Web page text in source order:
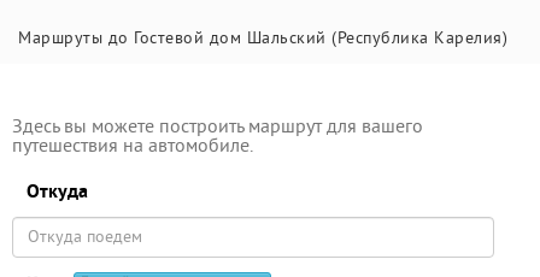
Маршруты до Гостевой дом Шальский (Республика Карелия)
Здесь вы можете построить маршрут для вашего
путешествия на автомобиле.
Откуда